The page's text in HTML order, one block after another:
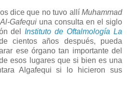
dice que no tuvo allí Muhammad
Gafequi una consulta en el siglo
del Instituto de Oftalmología La
cientos años después, pueda
ese órgano tan importante del
esos lugares que si bien es una
Algafequi si lo hicieron sus